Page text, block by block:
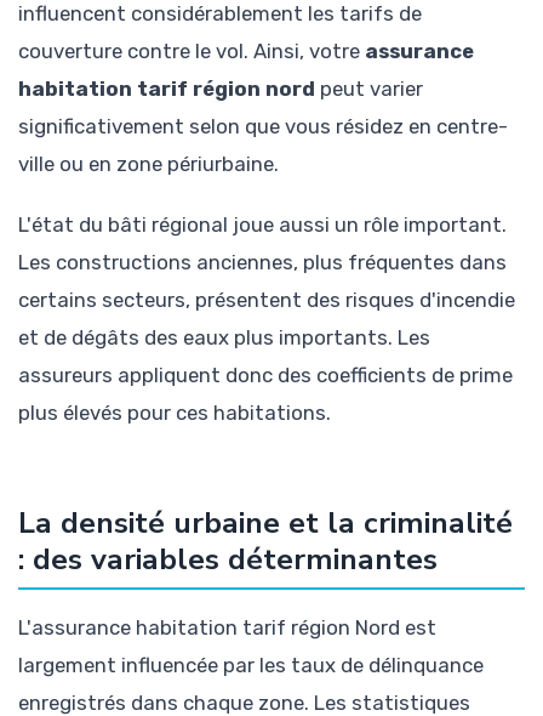
influencent considérablement les tarifs de
couverture contre le vol. Ainsi, votre assurance
habitation tarif région nord peut varier
significativement selon que vous résidez en centre-
ville ou en zone périurbaine.
L'état du bâti régional joue aussi un rôle important.
Les constructions anciennes, plus fréquentes dans
certains secteurs, présentent des risques d'incendie
et de dégâts des eaux plus importants. Les
assureurs appliquent donc des coefficients de prime
plus élevés pour ces habitations.
La densité urbaine et la criminalité
: des variables déterminantes
L'assurance habitation tarif région Nord est
largement influencée par les taux de délinquance
enregistrés dans chaque zone. Les statistiques